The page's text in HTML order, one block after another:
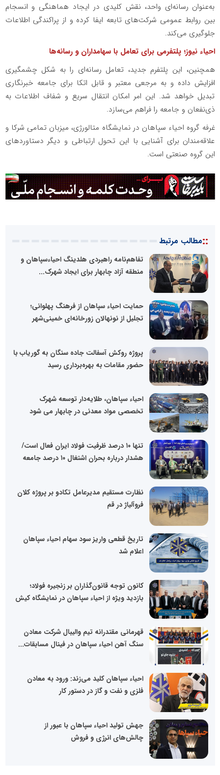
به‌عنوان رسانه‌ای واحد، نقش کلیدی در ایجاد هماهنگی و انسجام
بین روابط عمومی شرکت‌های تابعه ایفا کرده و از پراکندگی اطلاعات
جلوگیری می‌کند.
احیاء نیوز؛ پلتفرمی برای تعامل با سهامداران و رسانه‌ها
همچنین، این پلتفرم جدید، تعامل رسانه‌ای را به شکل چشمگیری
افزایش داده و به مرجعی معتبر و قابل اتکا برای جامعه خبرنگاری
تبدیل خواهد شد. این امر امکان انتقال سریع و شفاف اطلاعات به
ذی‌نفعان و جامعه را فراهم می‌سازد.
غرفه گروه احیاء سپاهان در نمایشگاه متالورژی، میزبان تمامی شرکا و
علاقه‌مندان برای آشنایی با این تحول ارتباطی و دیگر دستاوردهای
این گروه صنعتی است.
::مطالب مرتبط
تفاهم‌نامه راهبردی هلدینگ احیاء‌سپاهان و
منطقه آزاد چابهار برای ایجاد شهرک...
حمایت احیاء سپاهان از فرهنگ پهلوانی؛
تجلیل از نونهالان زورخانه‌ای خمینی‌شهر
پروژه روکش آسفالت جاده سنگان به گوریاب با
حضور مقامات به بهره‌برداری رسید
احیاء سپاهان، طلایه‌دار توسعه شهرک
تخصصی مواد معدنی در چابهار می شود
تنها ۱۰ درصد ظرفیت فولاد ایران فعال است/
هشدار درباره بحران اشتغال ۱۰ درصد جامعه
نظارت مستقیم مدیرعامل تکادو بر پروژه کلان
فروآلیاژ در قم
تاریخ قطعی واریز سود سهام احیاء سپاهان
اعلام شد
کانون توجه قانون‌گذاران بر زنجیره فولاد؛
بازدید ویژه از احیاء سپاهان در نمایشگاه کیش
قهرمانی مقتدرانه تیم والیبال شرکت معادن
سنگ آهن احیاء سپاهان در فینال مسابقات...
احیاء سپاهان کلید می‌زند: ورود به معادن
فلزی و نفت و گاز در دستور کار
جهش تولید احیاء سپاهان با عبور از
چالش‌های انرژی و فروش